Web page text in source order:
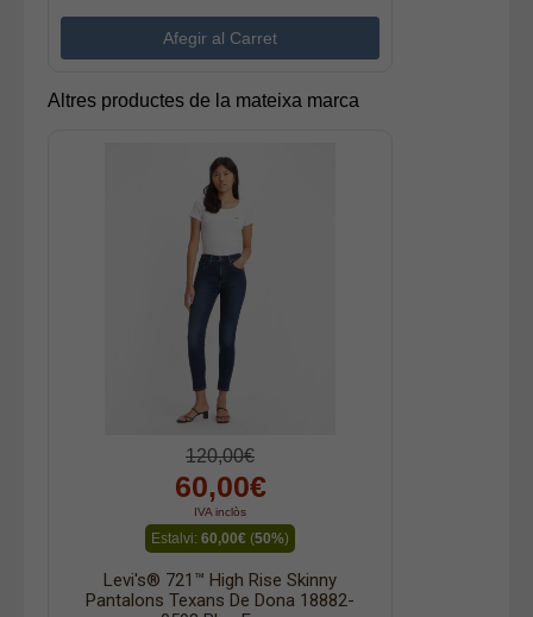
Altres productes de la mateixa marca
120,00€
60,00€
IVA inclòs
Estalvi: 60,00€ (50%)
Levi's® 721™ High Rise Skinny
Pantalons Texans De Dona 18882-